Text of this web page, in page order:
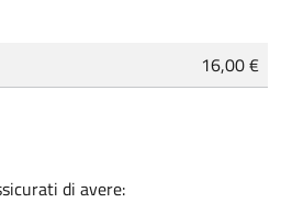
16,00 €
di avere: